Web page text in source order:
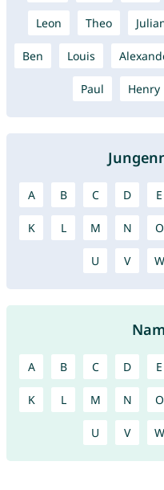
Leon Theo
Ben Louis
Paul Henry
A B C D E
K L M N O
U V W
A B C D E
K L M N O
U V W